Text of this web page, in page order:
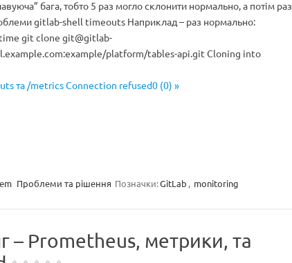
бага, тобто 5 раз могло склонити нормально, а потім раз
gitlab-shell timeouts Наприклад – раз нормально:
git clone git@gitlab-
:example/platform/tables-api.git Cloning into
та /metrics Connection refused0 (0) »
Проблеми та рішення Позначки:GitLab , monitoring
– Prometheus, метрики, та